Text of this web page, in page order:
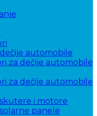
automobile
za dečije automobile
za dečije automobile
i motore
panele